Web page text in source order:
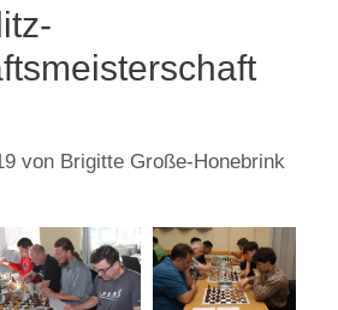
von Brigitte Große-Honebrink